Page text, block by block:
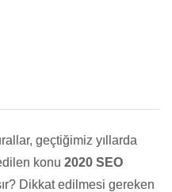
geçtiğimiz yıllarda
konu 2020 SEO
Dikkat edilmesi gereken